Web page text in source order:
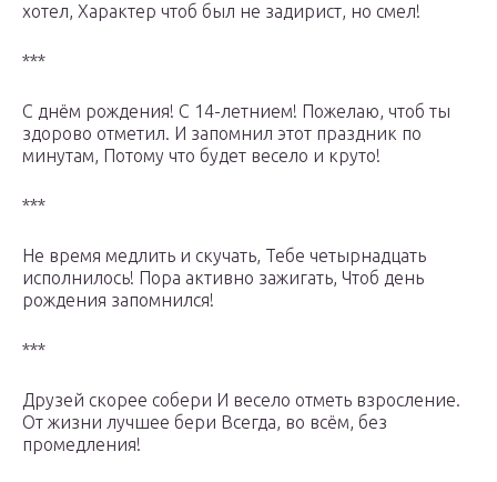
хотел, Характер чтоб был не задирист, но смел!
***
С днём рождения! С 14-летнием! Пожелаю, чтоб ты
здорово отметил. И запомнил этот праздник по
минутам, Потому что будет весело и круто!
***
Не время медлить и скучать, Тебе четырнадцать
исполнилось! Пора активно зажигать, Чтоб день
рождения запомнился!
***
Друзей скорее собери И весело отметь взросление.
От жизни лучшее бери Всегда, во всём, без
промедления!